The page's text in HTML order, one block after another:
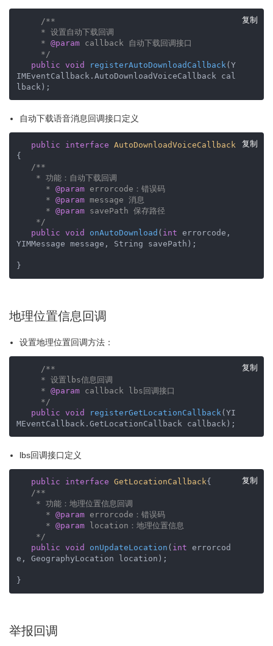
复制
/**
     *
@param callback 自动下载回调接口
     */
public void registerAutoDownloadCallback(Y
IMEventCallback.AutoDownloadVoiceCallback cal
lback) ;
自动下载语音消息回调接口定义
复制
public interface AutoDownloadVoiceCallback
{
/**
      *
@param errorcode：错误码
      *
@param message 消息
      *
@param savePath 保存路径
    */
public void onAutoDownload ( int errorcode,
YIMMessage message, String savePath) ;
}
地理位置信息回调
设置地理位置回调方法：
复制
/**
     *
@param callback lbs回调接口
     */
public void registerGetLocationCallback(YI
MEventCallback.GetLocationCallback callback) ;
lbs回调接口定义
复制
public interface GetLocationCallback{
/**
      *
@param errorcode：错误码
      *
@param location：地理位置信息
    */
public void onUpdateLocation ( int errorcod
e, GeographyLocation location) ;
}
举报回调